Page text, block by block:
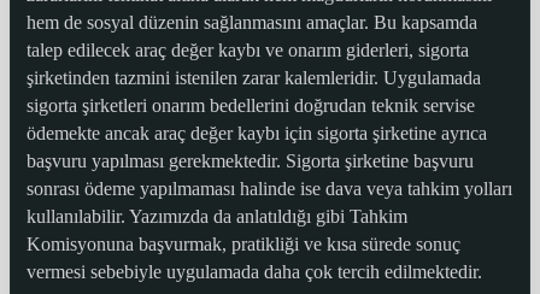
hem de sosyal düzenin sağlanmasını amaçlar. Bu kapsamda
talep edilecek araç değer kaybı ve onarım giderleri, sigorta
şirketinden tazmini istenilen zarar kalemleridir. Uygulamada
sigorta şirketleri onarım bedellerini doğrudan teknik servise
ödemekte ancak araç değer kaybı için sigorta şirketine ayrıca
başvuru yapılması gerekmektedir. Sigorta şirketine başvuru
sonrası ödeme yapılmaması halinde ise dava veya tahkim yolları
kullanılabilir. Yazımızda da anlatıldığı gibi Tahkim
Komisyonuna başvurmak, pratikliği ve kısa sürede sonuç
vermesi sebebiyle uygulamada daha çok tercih edilmektedir.